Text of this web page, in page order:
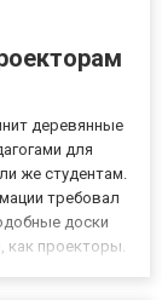
деревянные
для
же студентам.
требовал
доски
как проекторы.